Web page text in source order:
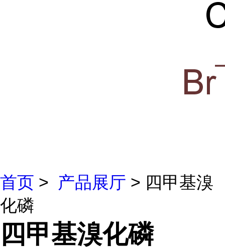
首页 > 产品展厅 > 四甲基溴
化磷
四甲基溴化磷